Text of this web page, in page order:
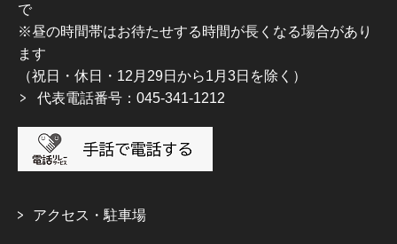
で
※昼の時間帯はお待たせする時間が長くなる場合があり
ます
（祝日・休日・12月29日から1月3日を除く）
代表電話番号：045-341-1212
アクセス・駐車場